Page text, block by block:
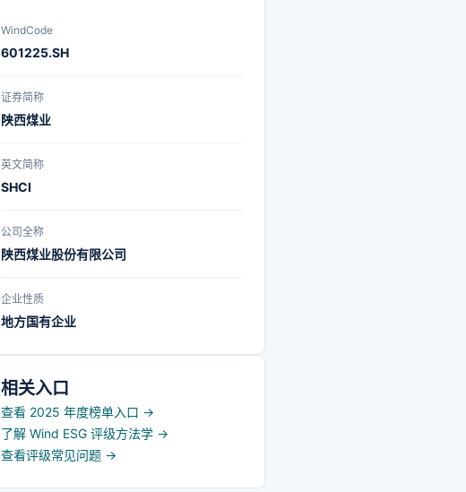
“AI+NOSA”安全风险智能监控系统等
一系列智能化技术成果，为行业智能
化建设提供了实践经验和典型示范。
下属黄陵矿区、神南矿区连续两届获
公司已成为我国煤炭行业最具竞争力
的上市公司之一，蝉联地方煤炭企业
和陕西省上市企业市值首位，位列煤
炭行业A股上市公司市值第二，入选陕
建名单，被国务院国资委列为国有重
点企业管理标杆创建行动标杆企业。
WindCode
601225.SH
证券简称
陕西煤业
英文简称
SHCI
公司全称
陕西煤业股份有限公司
企业性质
地方国有企业
相关入口
查看 2025 年度榜单入口 →
了解 Wind ESG 评级方法学 →
查看评级常见问题 →